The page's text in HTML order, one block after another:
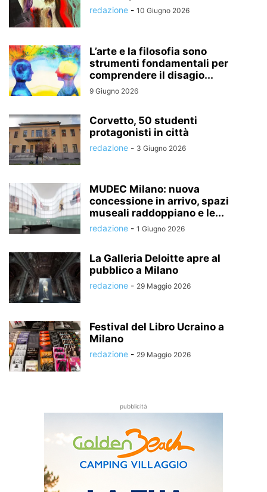
redazione - 10 Giugno 2026
L’arte e la filosofia sono
strumenti fondamentali per
comprendere il disagio...
9 Giugno 2026
Corvetto, 50 studenti
protagonisti in città
redazione - 3 Giugno 2026
MUDEC Milano: nuova
concessione in arrivo, spazi
museali raddoppiano e le...
redazione - 1 Giugno 2026
La Galleria Deloitte apre al
pubblico a Milano
redazione - 29 Maggio 2026
Festival del Libro Ucraino a
Milano
redazione - 29 Maggio 2026
pubblicità